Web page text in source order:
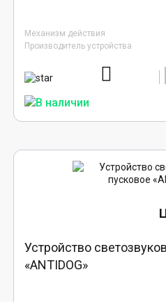
Механизм действия
Производитель устройства
Устройство
«ANTIDOG»